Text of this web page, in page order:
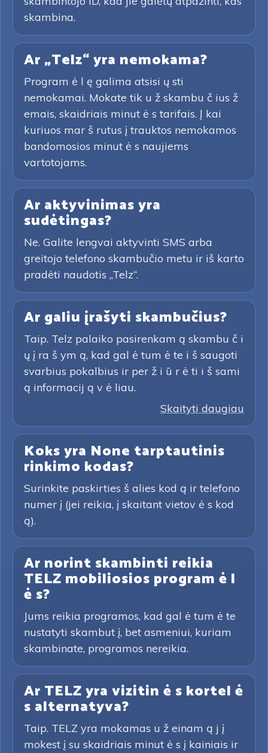
skambina.
Ar „Telz“ yra nemokama?
Program ė l ę galima atsisi ų sti
nemokamai. Mokate tik u ž skambu č ius ž
emais, skaidriais minut ė s tarifais. Į kai
kuriuos mar š rutus į trauktos nemokamos
bandomosios minut ė s naujiems
vartotojams.
Ar aktyvinimas yra
sudėtingas?
Ne. Galite lengvai aktyvinti SMS arba
greitojo telefono skambučio metu ir iš karto
pradėti naudotis „Telz“.
Ar galiu įrašyti skambučius?
Taip. Telz palaiko pasirenkam ą skambu č i
ų į ra š ym ą, kad gal ė tum ė te i š saugoti
svarbius pokalbius ir per ž i ū r ė ti i š sami
ą informacij ą v ė liau.
Skaityti daugiau
Koks yra None tarptautinis
rinkimo kodas?
Surinkite paskirties š alies kod ą ir telefono
numer į (jei reikia, į skaitant vietov ė s kod
ą).
Ar norint skambinti reikia
TELZ mobiliosios program ė l
ė s?
Jums reikia programos, kad gal ė tum ė te
nustatyti skambut į, bet asmeniui, kuriam
skambinate, programos nereikia.
Ar TELZ yra vizitin ė s kortel ė
s alternatyva?
Taip. TELZ yra mokamas u ž einam ą j į
mokest į su skaidriais minut ė s į kainiais ir